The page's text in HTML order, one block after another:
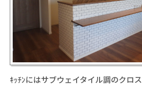
ｷｯﾁﾝにはサブウェイタイル調のクロス